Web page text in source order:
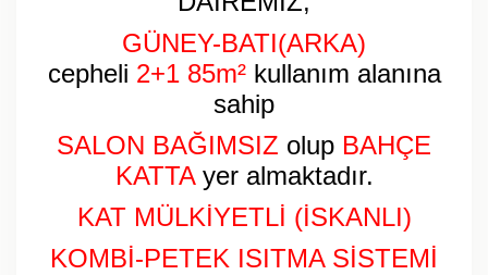
GÜNEY-BATI(ARKA)
cepheli 2+1 85m²kullanım alanına
sahip
SALON BAĞIMSIZ olup BAHÇE
KATTA yer almaktadır.
KAT MÜLKİYETLİ (İSKANLI)
KOMBİ-PETEK ISITMA SİSTEMİ